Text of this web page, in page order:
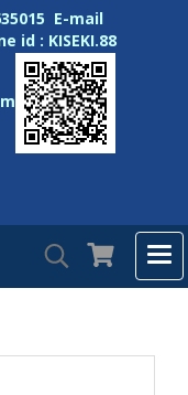
E-mail
id : KISEKI.88